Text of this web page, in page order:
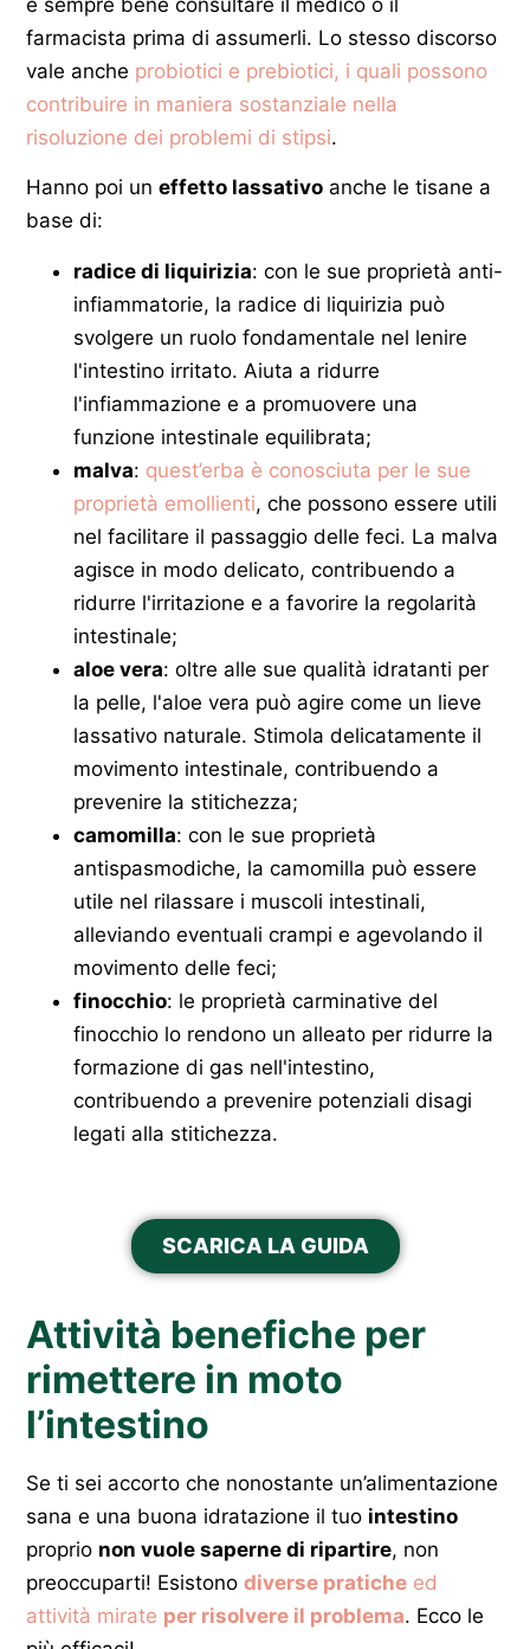
farmacista prima di assumerli. Lo stesso discorso
vale anche probiotici e prebiotici, i quali possono
contribuire in maniera sostanziale nella
risoluzione dei problemi di stipsi.
Hanno poi un effetto lassativo anche le tisane a
base di:
radice di liquirizia: con le sue proprietà anti-
infiammatorie, la radice di liquirizia può
svolgere un ruolo fondamentale nel lenire
l'intestino irritato. Aiuta a ridurre
l'infiammazione e a promuovere una
funzione intestinale equilibrata;
malva: quest’erba è conosciuta per le sue
proprietà emollienti, che possono essere utili
nel facilitare il passaggio delle feci. La malva
agisce in modo delicato, contribuendo a
ridurre l'irritazione e a favorire la regolarità
intestinale;
aloe vera: oltre alle sue qualità idratanti per
la pelle, l'aloe vera può agire come un lieve
lassativo naturale. Stimola delicatamente il
movimento intestinale, contribuendo a
prevenire la stitichezza;
camomilla: con le sue proprietà
antispasmodiche, la camomilla può essere
utile nel rilassare i muscoli intestinali,
alleviando eventuali crampi e agevolando il
movimento delle feci;
finocchio: le proprietà carminative del
finocchio lo rendono un alleato per ridurre la
formazione di gas nell'intestino,
contribuendo a prevenire potenziali disagi
legati alla stitichezza.
SCARICA LA GUIDA
Attività benefiche per
rimettere in moto
l’intestino
Se ti sei accorto che nonostante un’alimentazione
sana e una buona idratazione il tuo intestino
proprio non vuole saperne di ripartire, non
preoccuparti! Esistono diverse pratiche ed
attività mirate per risolvere il problema. Ecco le